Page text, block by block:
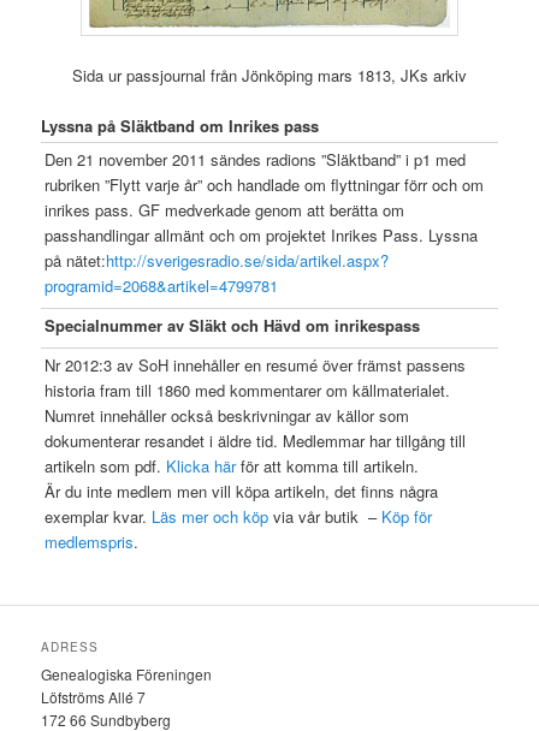
Sida ur passjournal från Jönköping mars 1813, JKs arkiv
Lyssna på Släktband om Inrikes pass
Den 21 november 2011 sändes radions ”Släktband” i p1 med
rubriken ”Flytt varje år” och handlade om flyttningar förr och om
inrikes pass. GF medverkade genom att berätta om
passhandlingar allmänt och om projektet Inrikes Pass. Lyssna
på nätet:http://sverigesradio.se/sida/artikel.aspx?
programid=2068&artikel=4799781
Specialnummer av Släkt och Hävd om inrikespass
Nr 2012:3 av SoH innehåller en resumé över främst passens
historia fram till 1860 med kommentarer om källmaterialet.
Numret innehåller också beskrivningar av källor som
dokumenterar resandet i äldre tid. Medlemmar har tillgång till
artikeln som pdf. Klicka härför att komma till artikeln.
Är du inte medlem men vill köpa artikeln, det finns några
exemplar kvar. Läs mer och köp via vår butik – Köp för
medlemspris.
ADRESS
Genealogiska Föreningen
Löfströms Allé 7
172 66 Sundbyberg